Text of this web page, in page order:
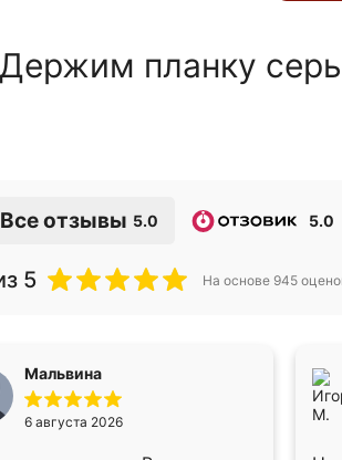
Держим планку
Все отзывы 5.0 5.0
5 На основе 945
Мальвина
6 августа 2026